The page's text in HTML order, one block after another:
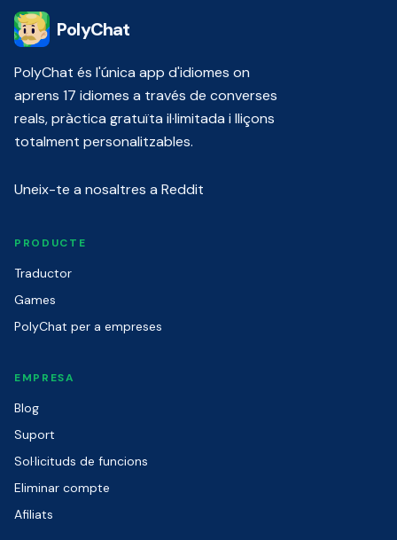
PolyChat
PolyChat és l'única app d'idiomes on
aprens 17 idiomes a través de converses
reals, pràctica gratuïta il·limitada i lliçons
totalment personalitzables.
Uneix-te a nosaltres a Reddit
PRODUCTE
Traductor
Games
PolyChat per a empreses
EMPRESA
Blog
Suport
Sol·licituds de funcions
Eliminar compte
Afiliats